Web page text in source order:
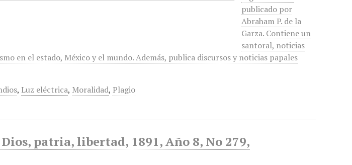
publicado por
Abraham P. de la
Garza. Contiene un
santoral, noticias
en el estado, México y el mundo. Además, publica discursos y noticias papales
, Luz eléctrica, Moralidad, Plagio
patria, libertad, 1891, Año 8, No 279,